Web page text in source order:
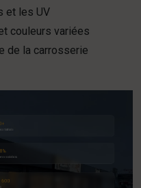
et les UV
couleurs variées
de la carrosserie